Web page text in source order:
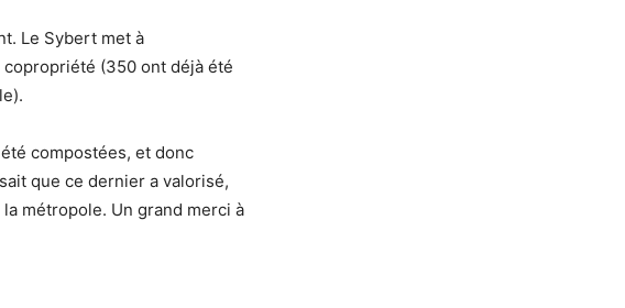
Le Sybert met à
(350 ont déjà été
compostées, et donc
que ce dernier a valorisé,
métropole. Un grand merci à